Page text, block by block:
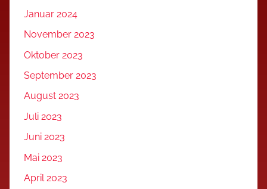
Januar 2024
November 2023
Oktober 2023
September 2023
August 2023
Juli 2023
Juni 2023
Mai 2023
April 2023